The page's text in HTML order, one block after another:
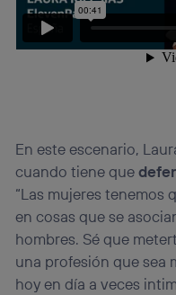
En este escenario,
cuando tiene que
“Las mujeres tenemos
en cosas que se
hombres. Sé que
una profesión que sea
hoy en día a veces